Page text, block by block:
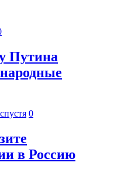
Путина
0
в Россию